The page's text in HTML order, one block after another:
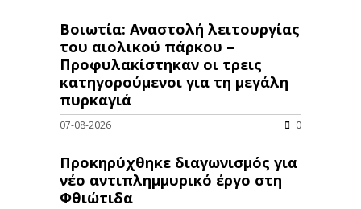
Βοιωτία: Αναστολή λειτουργίας
του αιολικού πάρκου –
Προφυλακίστηκαν οι τρεις
κατηγορούμενοι για τη μεγάλη
πυρκαγιά
07-08-2026 0
Προκηρύχθηκε διαγωνισμός για
νέo αντιπλημμυρικό έργο στη
Φθιώτιδα